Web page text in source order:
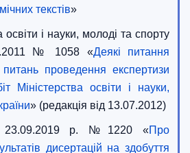
текстів»
освіти і науки, молоді та спорту
№ 1058 «Деякі питання
проведення експертизи
Міністерства освіти і науки,
» (редакція від 13.07.2012)
23.09.2019 р. №1220 «Про
дисертацій на здобуття